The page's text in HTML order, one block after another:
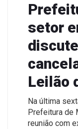
setor
Leilão
Na última
Prefeitura de
reunião com